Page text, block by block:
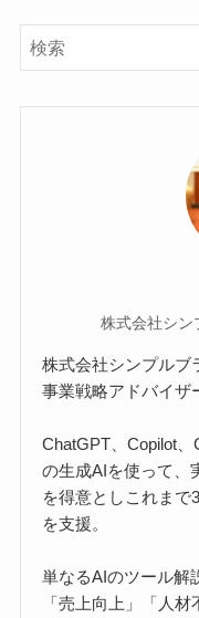
株式会社シン
株式会社シンプルブ
事業戦略アドバイザ
ChatGPT、Copilot
の生成AIを使って、
を得意としこれまで
を支援。
単なるAIのツール解
「売上向上」「人